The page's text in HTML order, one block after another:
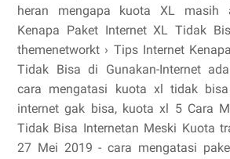
heran mengapa kuota XL masih
Kenapa Paket Internet XL Tidak
themenetworkt › Tips Internet
Tidak Bisa di Gunakan-Internet
cara mengatasi kuota xl tidak
internet gak bisa, kuota xl 5 Cara
Tidak Bisa Internetan Meski Kuota
27 Mei 2019 - cara mengatasi